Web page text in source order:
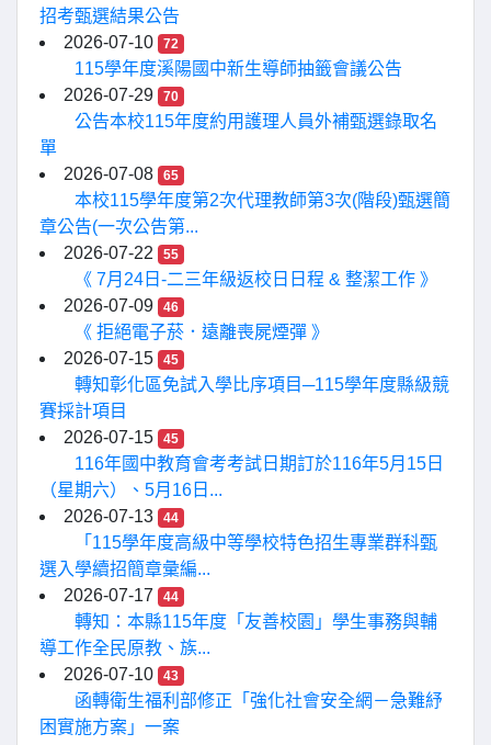
招考甄選結果公告
2026-07-10
72
115學年度溪陽國中新生導師抽籤會議公告
2026-07-29
70
公告本校115年度約用護理人員外補甄選錄取名
單
2026-07-08
65
本校115學年度第2次代理教師第3次(階段)甄選簡
章公告(一次公告第...
2026-07-22
55
《 7月24日-二三年級返校日日程 & 整潔工作 》
2026-07-09
46
《 拒絕電子菸．遠離喪屍煙彈 》
2026-07-15
45
轉知彰化區免試入學比序項目─115學年度縣級競
賽採計項目
2026-07-15
45
116年國中教育會考考試日期訂於116年5月15日
（星期六）、5月16日...
2026-07-13
44
「115學年度高級中等學校特色招生專業群科甄
選入學續招簡章彙編...
2026-07-17
44
轉知：本縣115年度「友善校園」學生事務與輔
導工作全民原教、族...
2026-07-10
43
函轉衛生福利部修正「強化社會安全網－急難紓
困實施方案」一案